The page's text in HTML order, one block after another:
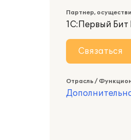
Партнер,
1С:Первый
Связаться
Отрасль /